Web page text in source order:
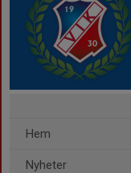
Hem
Nyheter